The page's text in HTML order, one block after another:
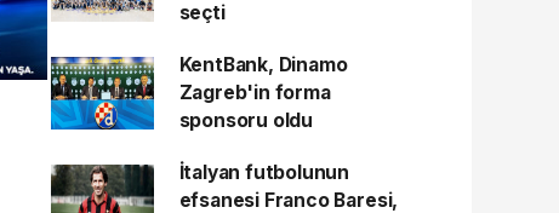
seçti
KentBank, Dinamo
Zagreb'in forma
sponsoru oldu
İtalyan futbolunun
efsanesi Franco Baresi,